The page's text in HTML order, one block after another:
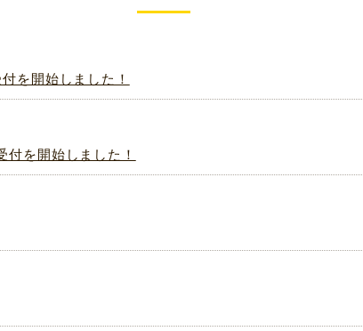
を開始しました！
を開始しました！